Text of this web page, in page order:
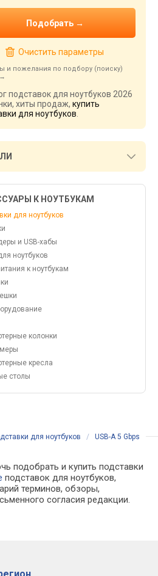
Очистить параметры
и пожелания по подбору (поиску)
подставок для ноутбуков 2026
хиты продаж, купить
для ноутбуков
К НОУТБУКАМ
для ноутбуков
и USB-хабы
ноутбуков
к ноутбукам
колонки
кресла
столы
для ноутбуков / USB-A 5 Gbps
подобрать и купить подставки
подставок для ноутбуков,
терминов, обзоры,
согласия редакции.